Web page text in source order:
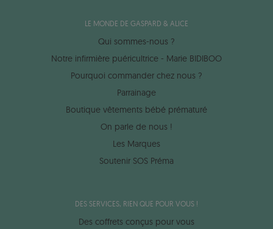
LE MONDE DE GASPARD & ALICE
Qui sommes-nous ?
Notre infirmière puéricultrice - Marie BIDIBOO
Pourquoi commander chez nous ?
Parrainage
Boutique vêtements bébé prématuré
On parle de nous !
Les Marques
Soutenir SOS Préma
DES SERVICES, RIEN QUE POUR VOUS !
Des coffrets conçus pour vous